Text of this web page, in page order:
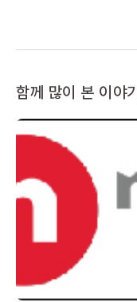
함께 많이 본 이야기